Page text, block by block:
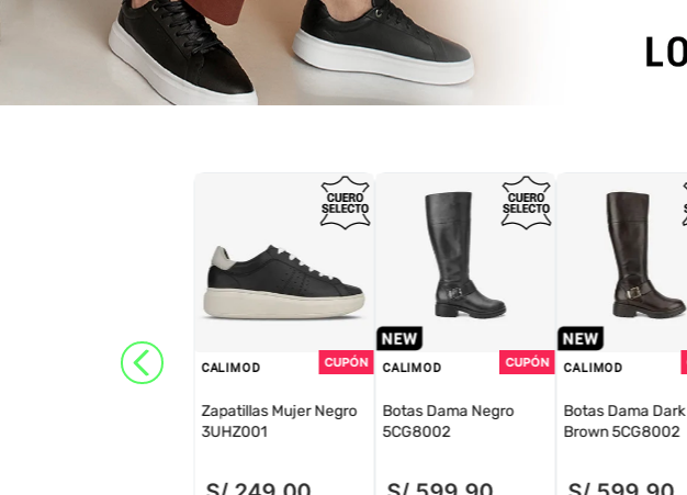
CALIMOD
Zapatillas Mujer Negro
3UHZ001
CALIMOD
Botas Dama Negro
5CG8002
CALIMOD
Botas Dama Dark
Brown 5CG8002